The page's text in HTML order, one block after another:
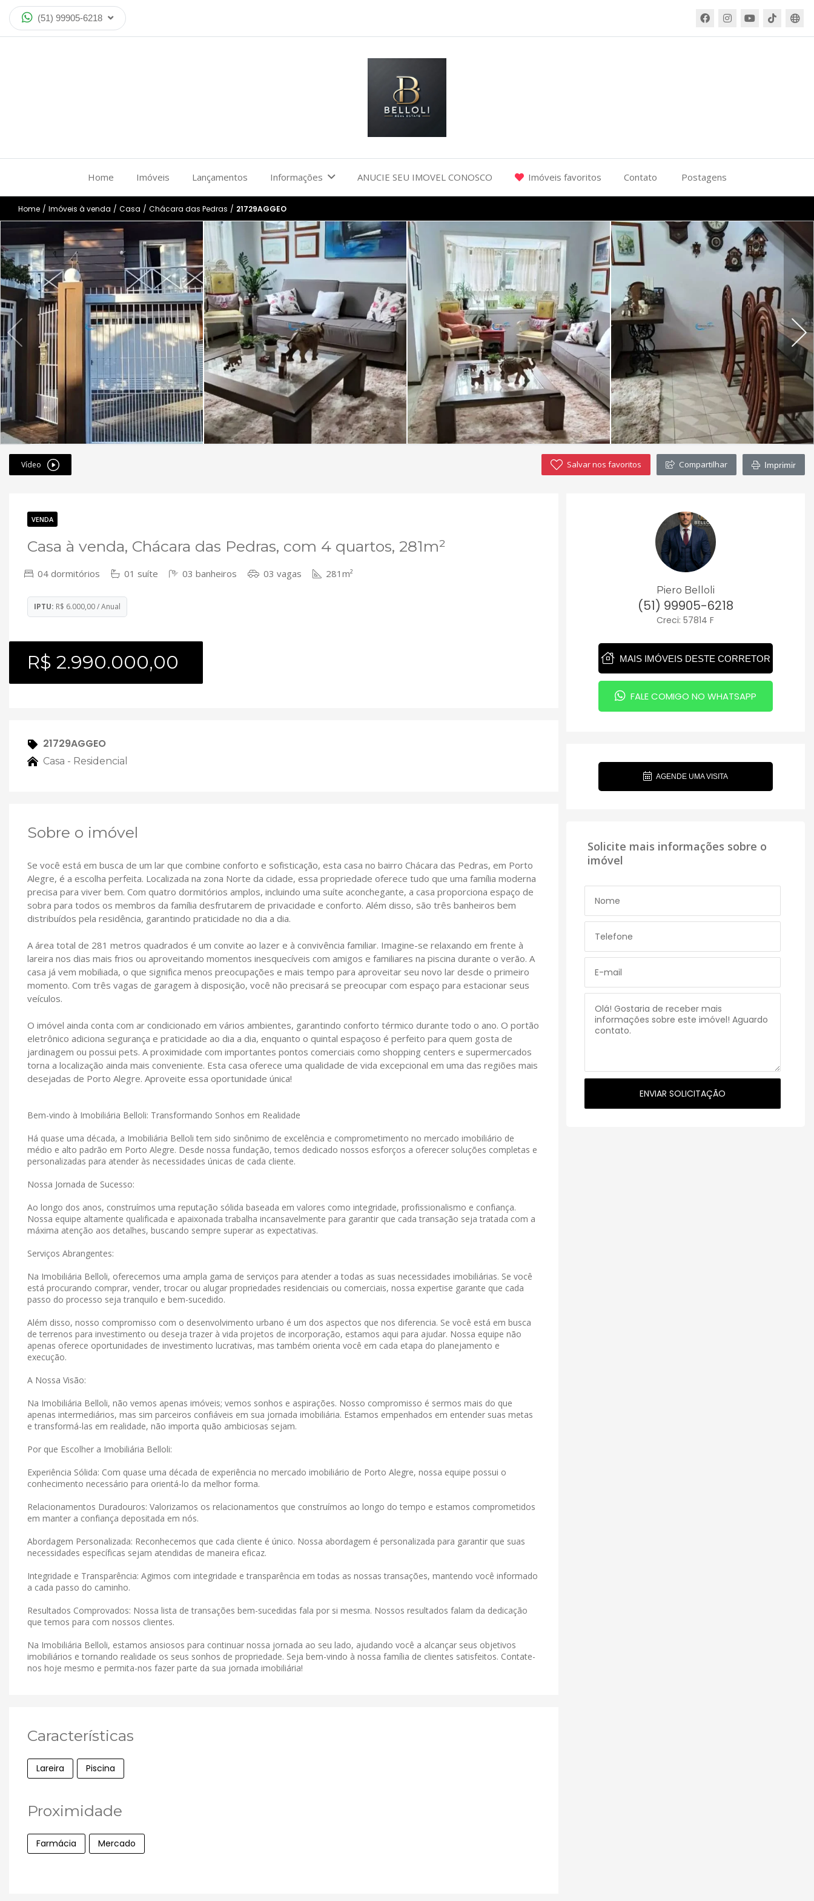
(51) 99905-6218
Home Imóveis Lançamentos Informações ANUCIE SEU IMOVEL CONOSCO Imóveis favoritos Contato Postagens
Home / Imóveis à venda / Casa / Chácara das Pedras / 21729AGGEO
Vídeo Salvar nos favoritos Compartilhar Imprimir
VENDA
Casa à venda, Chácara das Pedras, com 4 quartos, 281m²
04 dormitórios 01 suíte 03 banheiros 03 vagas 281m²
IPTU: R$ 6.000,00 / Anual
R$ 2.990.000,00
21729AGGEO
Casa - Residencial
Sobre o imóvel
Se você está em busca de um lar que combine conforto e sofisticação, esta casa no bairro Chácara das Pedras, em Porto
Alegre, é a escolha perfeita. Localizada na zona Norte da cidade, essa propriedade oferece tudo que uma família moderna
precisa para viver bem. Com quatro dormitórios amplos, incluindo uma suíte aconchegante, a casa proporciona espaço de
sobra para todos os membros da família desfrutarem de privacidade e conforto. Além disso, são três banheiros bem
distribuídos pela residência, garantindo praticidade no dia a dia.
A área total de 281 metros quadrados é um convite ao lazer e à convivência familiar. Imagine-se relaxando em frente à
lareira nos dias mais frios ou aproveitando momentos inesquecíveis com amigos e familiares na piscina durante o verão. A
casa já vem mobiliada, o que significa menos preocupações e mais tempo para aproveitar seu novo lar desde o primeiro
momento. Com três vagas de garagem à disposição, você não precisará se preocupar com espaço para estacionar seus
veículos.
O imóvel ainda conta com ar condicionado em vários ambientes, garantindo conforto térmico durante todo o ano. O portão
eletrônico adiciona segurança e praticidade ao dia a dia, enquanto o quintal espaçoso é perfeito para quem gosta de
jardinagem ou possui pets. A proximidade com importantes pontos comerciais como shopping centers e supermercados
torna a localização ainda mais conveniente. Esta casa oferece uma qualidade de vida excepcional em uma das regiões mais
desejadas de Porto Alegre. Aproveite essa oportunidade única!
Bem-vindo à Imobiliária Belloli: Transformando Sonhos em Realidade
Há quase uma década, a Imobiliária Belloli tem sido sinônimo de excelência e comprometimento no mercado imobiliário de
médio e alto padrão em Porto Alegre. Desde nossa fundação, temos dedicado nossos esforços a oferecer soluções completas e
personalizadas para atender às necessidades únicas de cada cliente.
Nossa Jornada de Sucesso:
Ao longo dos anos, construímos uma reputação sólida baseada em valores como integridade, profissionalismo e confiança.
Nossa equipe altamente qualificada e apaixonada trabalha incansavelmente para garantir que cada transação seja tratada com a
máxima atenção aos detalhes, buscando sempre superar as expectativas.
Serviços Abrangentes:
Na Imobiliária Belloli, oferecemos uma ampla gama de serviços para atender a todas as suas necessidades imobiliárias. Se você
está procurando comprar, vender, trocar ou alugar propriedades residenciais ou comerciais, nossa expertise garante que cada
passo do processo seja tranquilo e bem-sucedido.
Além disso, nosso compromisso com o desenvolvimento urbano é um dos aspectos que nos diferencia. Se você está em busca
de terrenos para investimento ou deseja trazer à vida projetos de incorporação, estamos aqui para ajudar. Nossa equipe não
apenas oferece oportunidades de investimento lucrativas, mas também orienta você em cada etapa do planejamento e
execução.
A Nossa Visão:
Na Imobiliária Belloli, não vemos apenas imóveis; vemos sonhos e aspirações. Nosso compromisso é sermos mais do que
apenas intermediários, mas sim parceiros confiáveis ​​em sua jornada imobiliária. Estamos empenhados em entender suas metas
e transformá-las em realidade, não importa quão ambiciosas sejam.
Por que Escolher a Imobiliária Belloli:
Experiência Sólida: Com quase uma década de experiência no mercado imobiliário de Porto Alegre, nossa equipe possui o
conhecimento necessário para orientá-lo da melhor forma.
Relacionamentos Duradouros: Valorizamos os relacionamentos que construímos ao longo do tempo e estamos comprometidos
em manter a confiança depositada em nós.
Abordagem Personalizada: Reconhecemos que cada cliente é único. Nossa abordagem é personalizada para garantir que suas
necessidades específicas sejam atendidas de maneira eficaz.
Integridade e Transparência: Agimos com integridade e transparência em todas as nossas transações, mantendo você informado
a cada passo do caminho.
Resultados Comprovados: Nossa lista de transações bem-sucedidas fala por si mesma. Nossos resultados falam da dedicação
que temos para com nossos clientes.
Na Imobiliária Belloli, estamos ansiosos para continuar nossa jornada ao seu lado, ajudando você a alcançar seus objetivos
imobiliários e tornando realidade os seus sonhos de propriedade. Seja bem-vindo à nossa família de clientes satisfeitos. Contate-
nos hoje mesmo e permita-nos fazer parte da sua jornada imobiliária!
Características
Lareira Piscina
Proximidade
Farmácia Mercado
Piero Belloli
(51) 99905-6218
Creci: 57814 F
MAIS IMÓVEIS DESTE CORRETOR
FALE COMIGO NO WHATSAPP
AGENDE UMA VISITA
Solicite mais informações sobre o
imóvel